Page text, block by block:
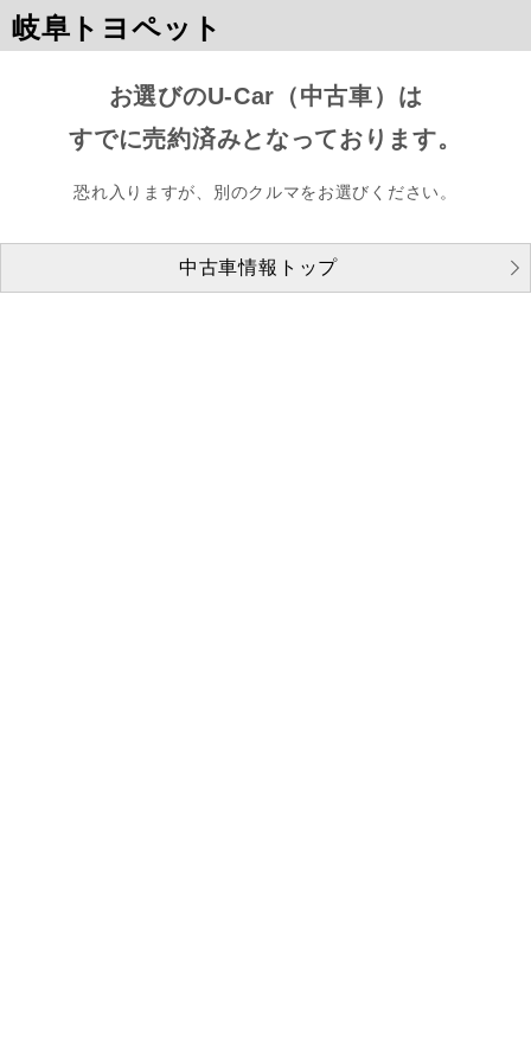
岐阜トヨペット
お選びのU-Car（中古車）は
すでに売約済みとなっております。
恐れ入りますが、別のクルマをお選びください。
中古車情報トップ